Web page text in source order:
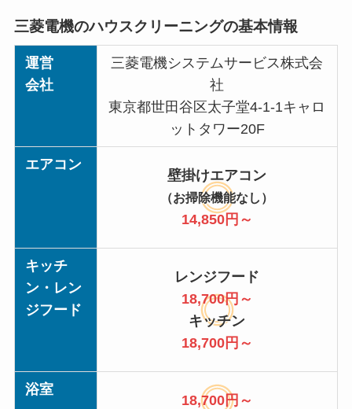
三菱電機のハウスクリーニングの基本情報
運営
会社
三菱電機システムサービス株式会
社
東京都世田谷区太子堂4-1-1キャロ
ットタワー20F
エアコン
壁掛けエアコン
（お掃除機能なし）
14,850円～
キッチ
ン・レン
ジフード
レンジフード
18,700円～
キッチン
18,700円～
浴室
18,700円～